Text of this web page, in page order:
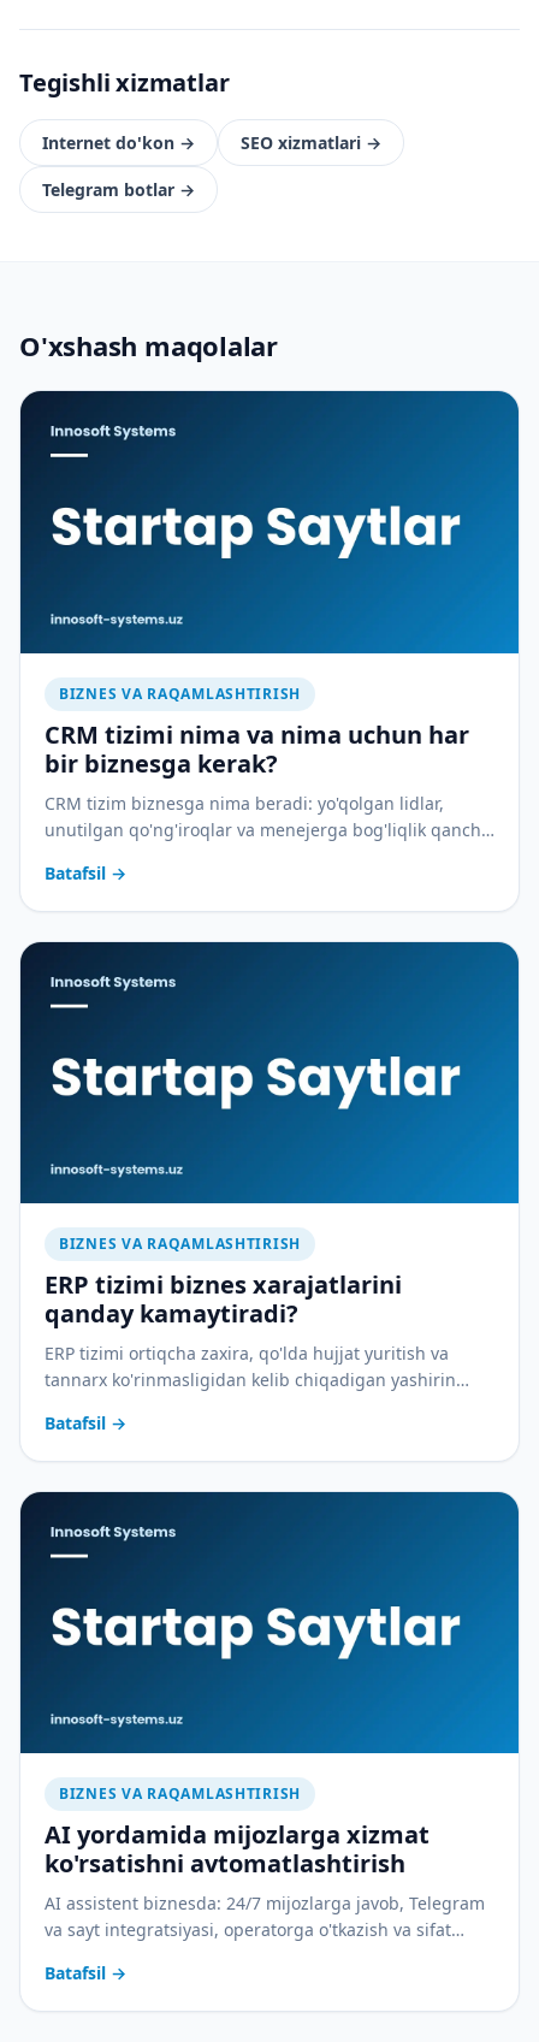
Tegishli xizmatlar
Internet do'kon → SEO xizmatlari →
Telegram botlar →
O'xshash maqolalar
BIZNES VA RAQAMLASHTIRISH
CRM tizimi nima va nima uchun har
bir biznesga kerak?
CRM tizim biznesga nima beradi: yo'qolgan lidlar,
unutilgan qo'ng'iroqlar va menejerga bog'liqlik qancha
Batafsil →
BIZNES VA RAQAMLASHTIRISH
ERP tizimi biznes xarajatlarini
qanday kamaytiradi?
ERP tizimi ortiqcha zaxira, qo'lda hujjat yuritish va
tannarx ko'rinmasligidan kelib chiqadigan yashirin
Batafsil →
BIZNES VA RAQAMLASHTIRISH
AI yordamida mijozlarga xizmat
ko'rsatishni avtomatlashtirish
AI assistent biznesda: 24/7 mijozlarga javob, Telegram
va sayt integratsiyasi, operatorga o'tkazish va sifat
Batafsil →